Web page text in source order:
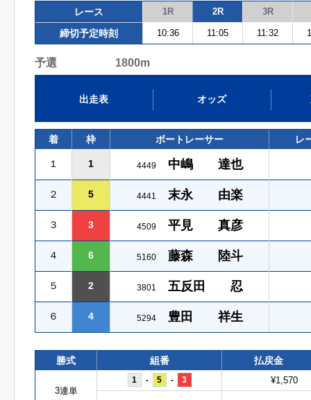
レース 1R 2R 3R
締切予定時刻 10:36 11:05 11:32
予選 1800m
出走表 オッズ
着 枠 ボートレーサー レ
１ 1 4449 中嶋 達也
２ 5 4441 末永 由楽
３ 3 4509 平見 真彦
４ 6 5160 藤森 陸斗
５ 2 3801 五反田 忍
６ 4 5294 豊田 祥生
勝式 組番 払戻金
3連単
1 - 5 - 3 ¥1,570